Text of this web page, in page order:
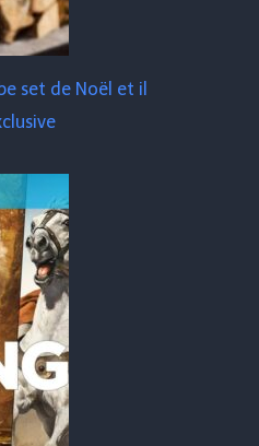
set de Noël et il